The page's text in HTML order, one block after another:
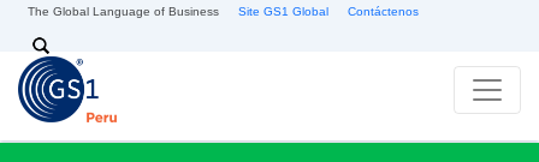
Pasar al contenido principal
The Global Language of Business Site GS1 Global Contáctenos
Search